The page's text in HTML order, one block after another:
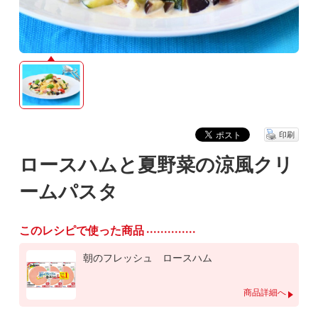
ロースハムと夏野菜の涼風クリ
ームパスタ
印刷
このレシピで使った商品
朝のフレッシュ ロースハム
商品詳細へ